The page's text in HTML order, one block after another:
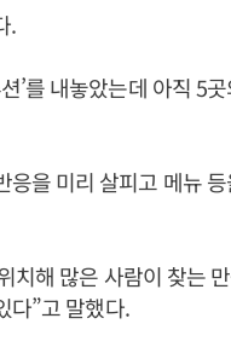
.
’를 내놓았는데 아직 5
을 미리 살피고 메뉴
치해 많은 사람이 찾는
다”고 말했다.